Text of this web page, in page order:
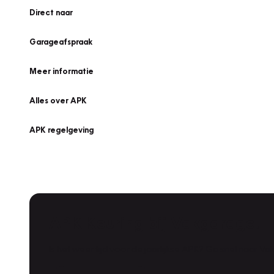
Direct naar
Garageafspraak
Meer informatie
Alles over APK
APK regelgeving